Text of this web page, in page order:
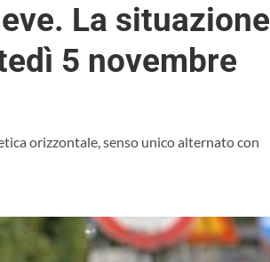
La situazione
5 novembre
orizzontale, senso unico alternato con